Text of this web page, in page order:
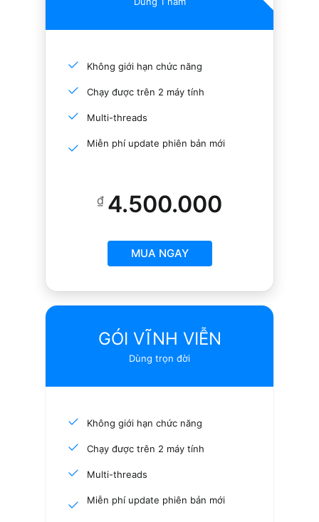
Không giới hạn chức năng
Chạy được trên 2 máy tính
Multi-threads
Miễn phí update phiên bản mới
₫ 4.500.000
MUA NGAY
GÓI VĨNH VIỄN
Dùng trọn đời
Không giới hạn chức năng
Chạy được trên 2 máy tính
Multi-threads
Miễn phí update phiên bản mới